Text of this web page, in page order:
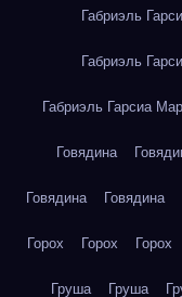
Габриэль
Габриэль
Габриэль Гарсиа
Говядина
Говядина Говядина
Горох Горох Горох
Груша Груша